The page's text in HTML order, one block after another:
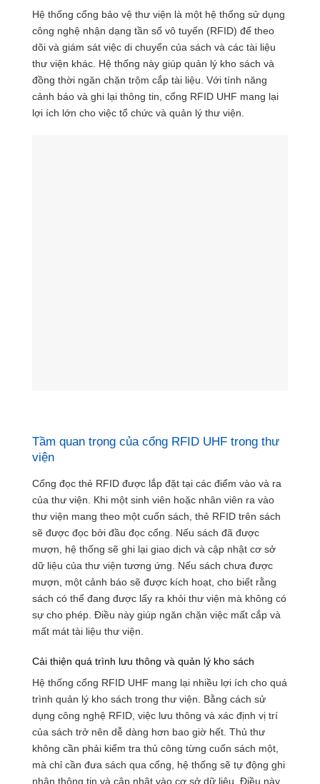
Hệ thống cổng bảo vệ thư viện là một hệ thống sử dụng
công nghệ nhận dạng tần số vô tuyến (RFID) để theo
dõi và giám sát việc di chuyển của sách và các tài liệu
thư viện khác. Hệ thống này giúp quản lý kho sách và
đồng thời ngăn chặn trộm cắp tài liệu. Với tính năng
cảnh báo và ghi lại thông tin, cổng RFID UHF mang lại
lợi ích lớn cho việc tổ chức và quản lý thư viện.
Tầm quan trọng của cổng RFID UHF trong thư
viện
Cổng đọc thẻ RFID được lắp đặt tại các điểm vào và ra
của thư viện. Khi một sinh viên hoặc nhân viên ra vào
thư viện mang theo một cuốn sách, thẻ RFID trên sách
sẽ được đọc bởi đầu đọc cổng. Nếu sách đã được
mượn, hệ thống sẽ ghi lại giao dịch và cập nhật cơ sở
dữ liệu của thư viện tương ứng. Nếu sách chưa được
mượn, một cảnh báo sẽ được kích hoạt, cho biết rằng
sách có thể đang được lấy ra khỏi thư viện mà không có
sự cho phép. Điều này giúp ngăn chặn việc mất cắp và
mất mát tài liệu thư viện.
Cải thiện quá trình lưu thông và quản lý kho sách
Hệ thống cổng RFID UHF mang lại nhiều lợi ích cho quá
trình quản lý kho sách trong thư viện. Bằng cách sử
dụng công nghệ RFID, việc lưu thông và xác định vị trí
của sách trở nên dễ dàng hơn bao giờ hết. Thủ thư
không cần phải kiểm tra thủ công từng cuốn sách một,
mà chỉ cần đưa sách qua cổng, hệ thống sẽ tự động ghi
nhận thông tin và cập nhật vào cơ sở dữ liệu. Điều này